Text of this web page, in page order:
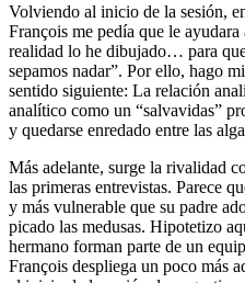
Volviendo al inicio de la sesión,
François me pedía que le
realidad lo he dibujado… para
sepamos nadar”. Por ello, hago
sentido siguiente: La relación
analítico como un “salvavidas”
y quedarse enredado entre las
Más adelante, surge la rivalidad
las primeras entrevistas. Parece
y más vulnerable que su padre
picado las medusas. Hipotetizo
hermano forman parte de un
François despliega un poco más